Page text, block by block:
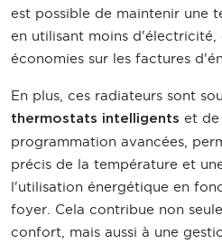
est possible de maintenir une
en utilisant moins
économies sur les factures
En plus, ces radiateurs sont
thermostats intelligents et de
programmation avancées,
précis de la température et
l'utilisation énergétique en
foyer. Cela contribue non
confort, mais aussi à une